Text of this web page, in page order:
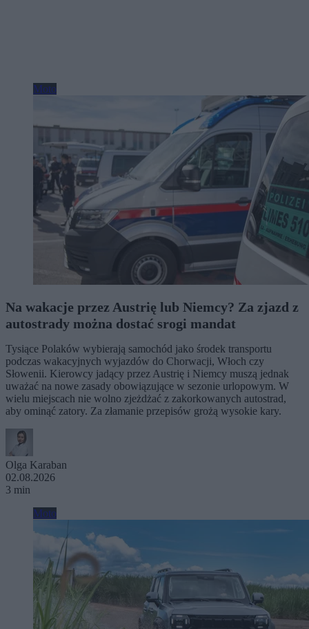
Moto
Na wakacje przez Austrię lub Niemcy? Za zjazd z
autostrady można dostać srogi mandat
Tysiące Polaków wybierają samochód jako środek transportu
podczas wakacyjnych wyjazdów do Chorwacji, Włoch czy
Słowenii. Kierowcy jadący przez Austrię i Niemcy muszą jednak
uważać na nowe zasady obowiązujące w sezonie urlopowym. W
wielu miejscach nie wolno zjeżdżać z zakorkowanych autostrad,
aby ominąć zatory. Za złamanie przepisów grożą wysokie kary.
Olga Karaban
02.08.2026
3 min
Moto